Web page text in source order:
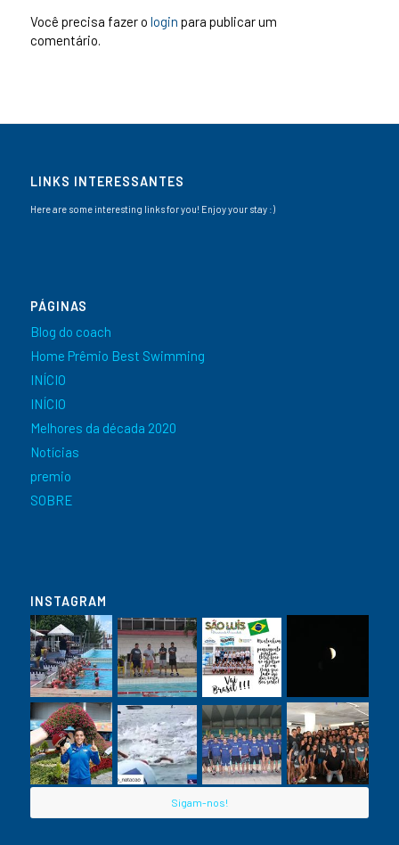
Você precisa fazer o login para publicar um
comentário.
LINKS INTERESSANTES
Here are some interesting links for you! Enjoy your stay :)
PÁGINAS
Blog do coach
Home Prêmio Best Swimming
INÍCIO
INÍCIO
Melhores da década 2020
Notícias
premio
SOBRE
INSTAGRAM
Sigam-nos!